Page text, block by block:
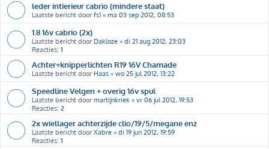
leder intierieur cabrio (mindere staat)
Laatste bericht door fs1 « ma 03 sep 2012, 08:53
1.8 16v cabrio (2x)
Laatste bericht door Dakloze « di 21 aug 2012, 23:03
Reacties: 1
Achter+knipperlichten R19 16V Chamade
Laatste bericht door Haas « wo 25 jul 2012, 13:22
Speedline Velgen + overig 16v spul
Laatste bericht door martijnkriek « vr 06 jul 2012, 19:53
Reacties: 2
2x wiellager achterzijde clio/19/5/megane enz
Laatste bericht door Xabre « di 19 jun 2012, 19:59
Reacties: 1